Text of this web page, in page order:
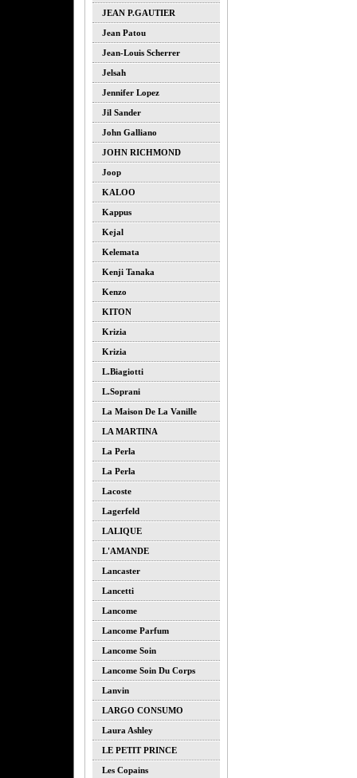
JEAN P.GAUTIER
Jean Patou
Jean-Louis Scherrer
Jelsah
Jennifer Lopez
Jil Sander
John Galliano
JOHN RICHMOND
Joop
KALOO
Kappus
Kejal
Kelemata
Kenji Tanaka
Kenzo
KITON
Krizia
Krizia
L.biagiotti
L.soprani
La Maison De La Vanille
LA MARTINA
La Perla
La Perla
Lacoste
Lagerfeld
LALIQUE
L'AMANDE
Lancaster
Lancetti
Lancome
Lancome Parfum
Lancome Soin
Lancome Soin Du Corps
Lanvin
LARGO CONSUMO
Laura Ashley
LE PETIT PRINCE
Les Copains